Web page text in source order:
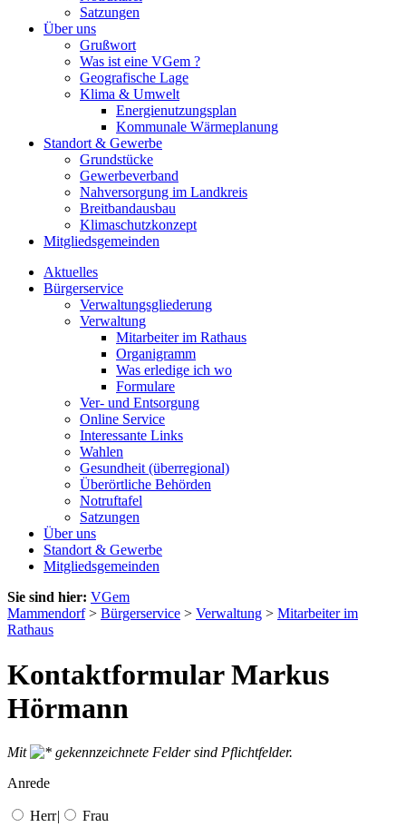
Satzungen
Über uns
Grußwort
Was ist eine VGem ?
Geografische Lage
Klima & Umwelt
Energienutzungsplan
Kommunale Wärmeplanung
Standort & Gewerbe
Grundstücke
Gewerbeverband
Nahversorgung im Landkreis
Breitbandausbau
Klimaschutzkonzept
Mitgliedsgemeinden
Aktuelles
Bürgerservice
Verwaltungsgliederung
Verwaltung
Mitarbeiter im Rathaus
Organigramm
Was erledige ich wo
Formulare
Ver- und Entsorgung
Online Service
Interessante Links
Wahlen
Gesundheit (überregional)
Überörtliche Behörden
Notruftafel
Satzungen
Über uns
Standort & Gewerbe
Mitgliedsgemeinden
Sie sind hier: VGem
Mammendorf> Bürgerservice > Verwaltung > Mitarbeiter im
Rathaus
Kontaktformular Markus
Hörmann
Mit
gekennzeichnete Felder sind Pflichtfelder.
Anrede
Herr| Frau